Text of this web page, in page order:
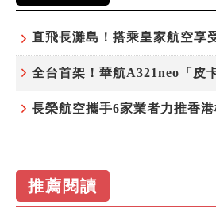
直飛長灘島！搭乘皇家航空享
全台首架！華航A321neo「皮
長榮航空攜手6家業者力推香
推薦閱讀